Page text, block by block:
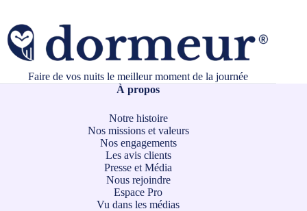
Faire de vos nuits le meilleur moment de la journée
À propos
Notre histoire
Nos missions et valeurs
Nos engagements
Les avis clients
Presse et Média
Nous rejoindre
Espace Pro
Vu dans les médias